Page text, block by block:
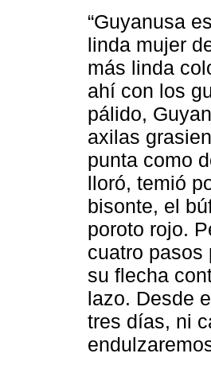
“Guyanusa
linda mujer
más linda
ahí con los
pálido,
axilas
punta como
lloró, temió
bisonte, el
poroto rojo.
cuatro pasos
su flecha
lazo. Desde
tres días, ni